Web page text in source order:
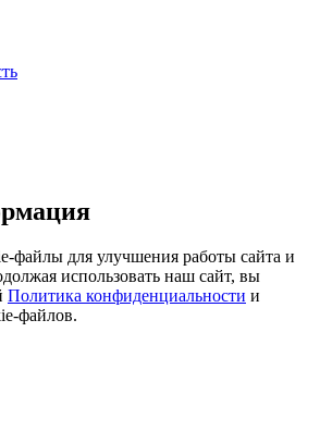
файлы для улучшения работы сайта и
использовать наш сайт, вы
Политика конфиденциальности и
файлов.